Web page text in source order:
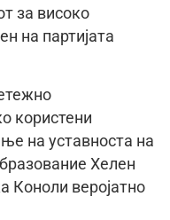
за високо
на партијата
користени
на уставноста на
Хелен
Коноли веројатно